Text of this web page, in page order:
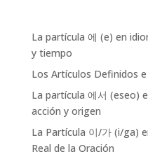
La partícula 에 (e) en
y tiempo
Los Artículos Definidos
La partícula 에서 (eseo)
acción y origen
La Partícula 이/가 (i/ga)
Real de la Oración